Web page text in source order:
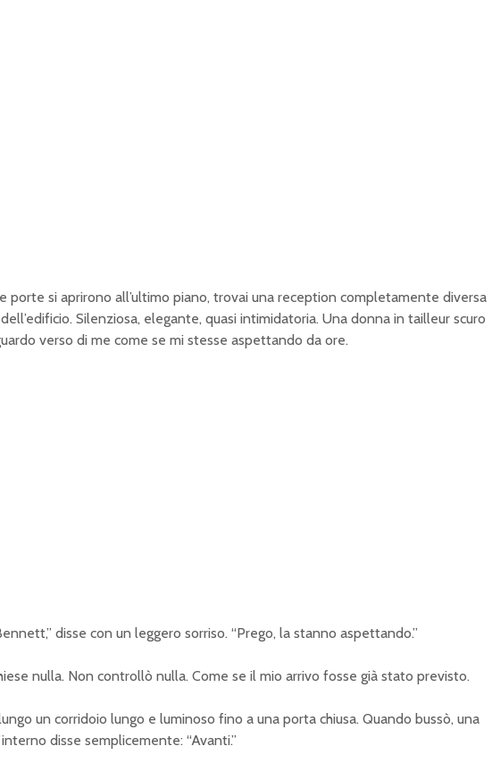
porte si aprirono all’ultimo piano, trovai una reception completamente diversa
Silenziosa, elegante, quasi intimidatoria. Una donna in tailleur scuro
verso di me come se mi stesse aspettando da ore.
disse con un leggero sorriso. “Prego, la stanno aspettando.”
nulla. Non controllò nulla. Come se il mio arrivo fosse già stato previsto.
un corridoio lungo e luminoso fino a una porta chiusa. Quando bussò, una
disse semplicemente: “Avanti.”